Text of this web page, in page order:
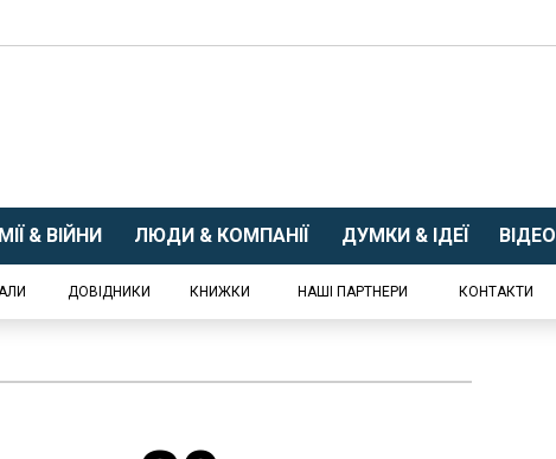
& ВІЙНИ ЛЮДИ & КОМПАНІЇ ДУМКИ & ІДЕЇ ВІДЕО
ДОВІДНИКИ КНИЖКИ НАШІ ПАРТНЕРИ КОНТАКТИ